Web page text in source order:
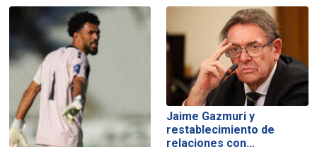
Jaime Gazmuri y
restablecimiento de
relaciones con…